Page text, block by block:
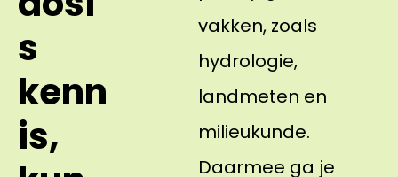
s
kenn
is,
vakken, zoals
hydrologie,
landmeten en
milieukunde.
Daarmee ga je